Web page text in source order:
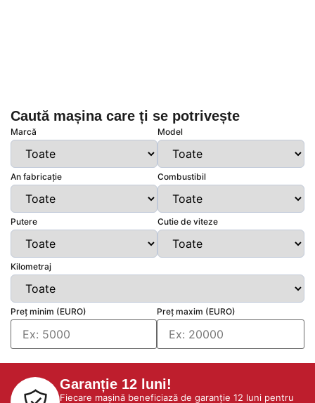
Caută mașina care ți se potrivește
Marcă Model
An fabricație Combustibil
Putere Cutie de viteze
Kilometraj
Preț minim (EURO) Preț maxim (EURO)
Garanție 12 luni!
Fiecare mașină beneficiază de garanție 12 luni pentru